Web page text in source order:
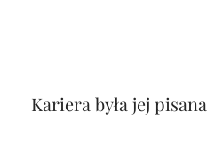
Kariera była jej pisana